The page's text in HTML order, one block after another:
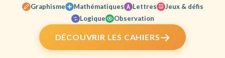
Graphisme Mathématiques Lettres
Jeux & défis
Logique
Observation
DÉCOUVRIR LES CAHIERS